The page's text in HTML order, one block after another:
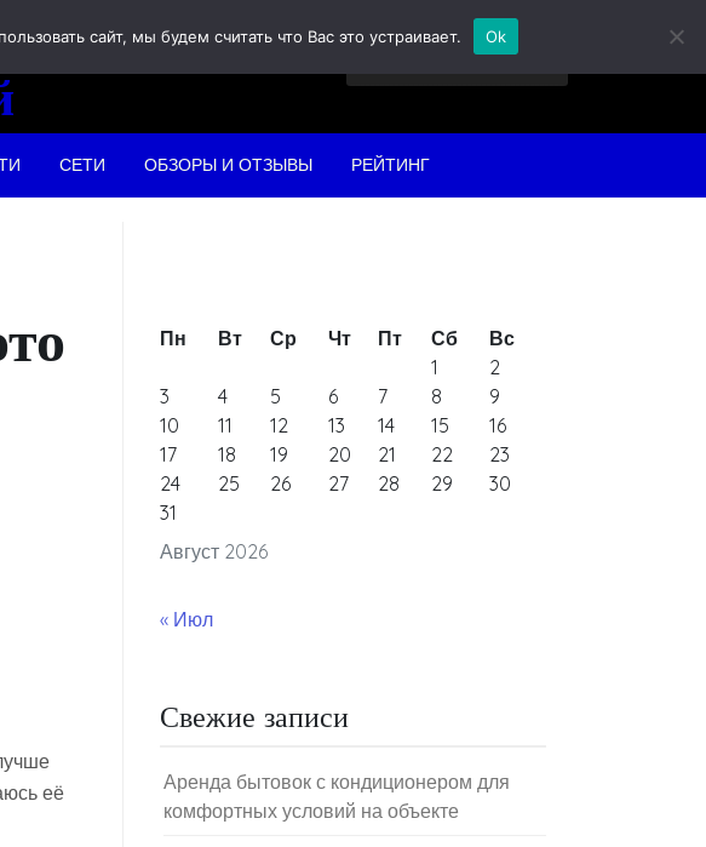
СЕТИ ОБЗОРЫ И ОТЗЫВЫ РЕЙТИНГ
её
Август 2026
Пн Вт Ср Чт Пт Сб
Вс
1
2
3
4 5 6 7 8
9
10
11 12 13 14 15
16
17
18 19 20 21 22
23
24
25 26 27 28 29
30
31
« Июл
Свежие записи
Аренда бытовок с кондиционером для
комфортных условий на объекте
сайт, мы будем считать что Вас это устраивает. Ok